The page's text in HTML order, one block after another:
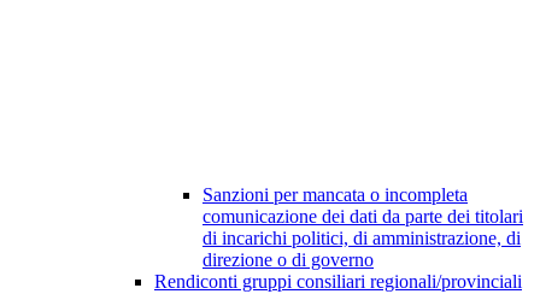
Sanzioni per mancata o incompleta
comunicazione dei dati da parte dei titolari
di incarichi politici, di amministrazione, di
direzione o di governo
Rendiconti gruppi consiliari regionali/provinciali